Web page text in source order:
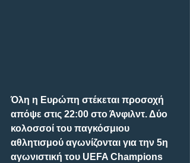
Όλη η Ευρώπη στέκεται προσοχή
απόψε στις 22:00 στο Άνφιλντ. Δύο
κολοσσοί του παγκόσμιου
αθλητισμού αγωνίζονται για την 5η
αγωνιστική του UEFA Champions